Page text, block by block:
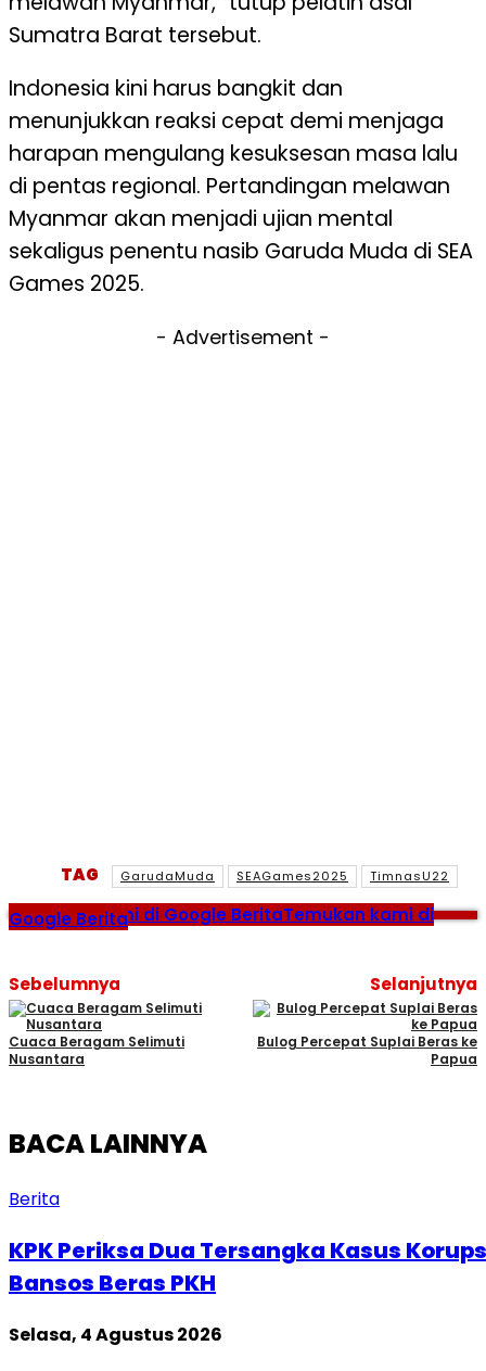
Sumatra Barat tersebut.
Indonesia kini harus bangkit dan
menunjukkan reaksi cepat demi menjaga
harapan mengulang kesuksesan masa lalu
di pentas regional. Pertandingan melawan
Myanmar akan menjadi ujian mental
sekaligus penentu nasib Garuda Muda di SEA
Games 2025.
- Advertisement -
TAG GarudaMuda SEAGames2025 TimnasU22
Temukan kami di Google BeritaTemukan kami di
Google Berita
Sebelumnya
Cuaca Beragam Selimuti
Nusantara
Selanjutnya
Bulog Percepat Suplai Beras ke
Papua
BACA LAINNYA
Berita
KPK Periksa Dua Tersangka Kasus
Bansos Beras PKH
Selasa, 4 Agustus 2026